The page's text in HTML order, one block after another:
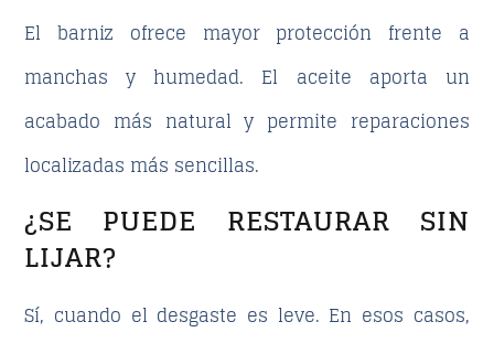
El barniz ofrece mayor protección frente a
manchas y humedad. El aceite aporta un
acabado más natural y permite reparaciones
localizadas más sencillas.
¿SE PUEDE RESTAURAR SIN
LIJAR?
Sí, cuando el desgaste es leve. En esos casos,